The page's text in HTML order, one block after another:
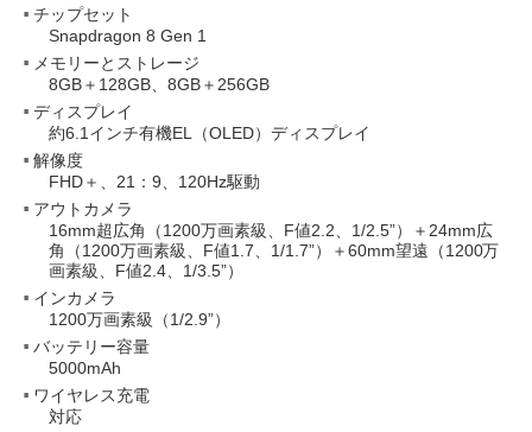
チップセット
Snapdragon 8 Gen 1
メモリーとストレージ
8GB＋128GB、8GB＋256GB
ディスプレイ
約6.1インチ有機EL（OLED）ディスプレイ
解像度
FHD＋、21：9、120Hz駆動
アウトカメラ
16mm超広角（1200万画素級、F値2.2、1/2.5”）＋24mm広
角（1200万画素級、F値1.7、1/1.7”）＋60mm望遠（1200万
画素級、F値2.4、1/3.5”）
インカメラ
1200万画素級（1/2.9”）
バッテリー容量
5000mAh
ワイヤレス充電
対応